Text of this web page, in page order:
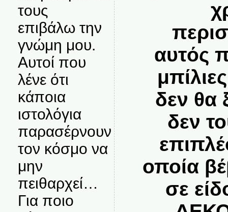
τους
επιβάλω την
γνώμη μου.
Αυτοί που
λένε ότι
κάποια
ιστολόγια
παρασέρνουν
τον κόσμο να
μην
πειθαρχεί…
Για ποιο
αυτός
δεν θα
δεν
οποία
σε